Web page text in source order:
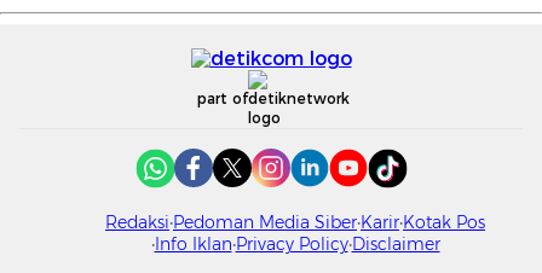
part of
Redaksi Pedoman Media Siber Karir Kotak Pos
Info IklanPrivacy PolicyDisclaimer